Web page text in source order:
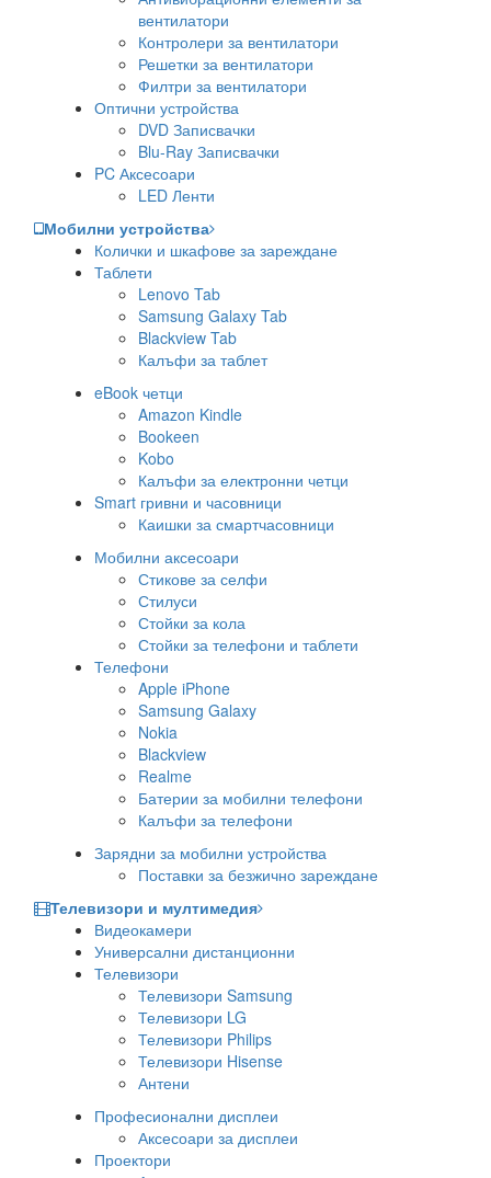
вентилатори
Контролери за вентилатори
Решетки за вентилатори
Филтри за вентилатори
Оптични устройства
DVD Записвачки
Blu-Ray Записвачки
PC Аксесоари
LED Ленти
Мобилни устройства
Колички и шкафове за зареждане
Таблети
Lenovo Tab
Samsung Galaxy Tab
Blackview Tab
Калъфи за таблет
eBook четци
Amazon Kindle
Bookeen
Kobo
Калъфи за електронни четци
Smart гривни и часовници
Каишки за смартчасовници
Мобилни аксесоари
Стикове за селфи
Стилуси
Стойки за кола
Стойки за телефони и таблети
Телефони
Apple iPhone
Samsung Galaxy
Nokia
Blackview
Realme
Батерии за мобилни телефони
Калъфи за телефони
Зарядни за мобилни устройства
Поставки за безжично зареждане
Телевизори и мултимедия
Видеокамери
Универсални дистанционни
Телевизори
Телевизори Samsung
Телевизори LG
Телевизори Philips
Телевизори Hisense
Антени
Професионални дисплеи
Аксесоари за дисплеи
Проектори